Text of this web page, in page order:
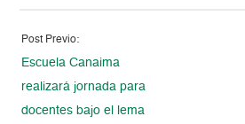
Post Previo:
Escuela Canaima
realizará jornada para
docentes bajo el lema